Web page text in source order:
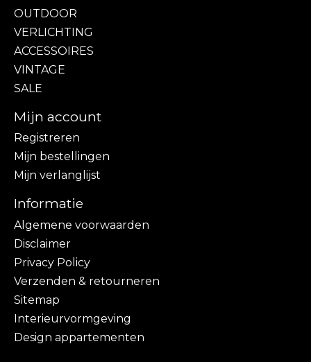
OUTDOOR
VERLICHTING
ACCESSOIRES
VINTAGE
SALE
Mijn account
Registreren
Mijn bestellingen
Mijn verlanglijst
Informatie
Algemene voorwaarden
Disclaimer
Privacy Policy
Verzenden & retourneren
Sitemap
Interieurvormgeving
Design appartementen